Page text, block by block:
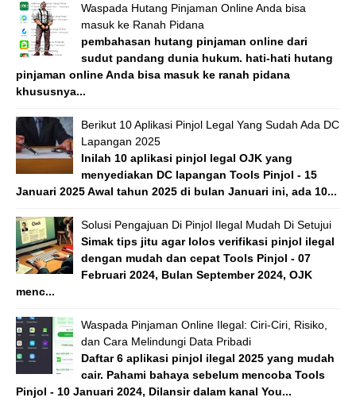
Waspada Hutang Pinjaman Online Anda bisa
masuk ke Ranah Pidana
pembahasan hutang pinjaman online dari
sudut pandang dunia hukum. hati-hati hutang
pinjaman online Anda bisa masuk ke ranah pidana
khususnya...
Berikut 10 Aplikasi Pinjol Legal Yang Sudah Ada DC
Lapangan 2025
Inilah 10 aplikasi pinjol legal OJK yang
menyediakan DC lapangan Tools Pinjol - 15
Januari 2025 Awal tahun 2025 di bulan Januari ini, ada 10...
Solusi Pengajuan Di Pinjol Ilegal Mudah Di Setujui
Simak tips jitu agar lolos verifikasi pinjol ilegal
dengan mudah dan cepat Tools Pinjol - 07
Februari 2024, Bulan September 2024, OJK
menc...
Waspada Pinjaman Online Ilegal: Ciri-Ciri, Risiko,
dan Cara Melindungi Data Pribadi
Daftar 6 aplikasi pinjol ilegal 2025 yang mudah
cair. Pahami bahaya sebelum mencoba Tools
Pinjol - 10 Januari 2024, Dilansir dalam kanal You...